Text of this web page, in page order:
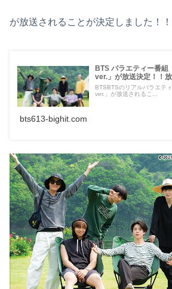
が放送されることが決定しました！！
BTS バラエティー番組
ver.」が放送決定！！
BTSBTSのリアルバラエテ
ver.」が放送されるこ...
bts613-bighit.com